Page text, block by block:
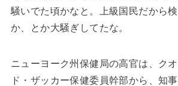
騒いでた頃かなと。上級国民だから
か、とか大騒ぎしてたな。
ニューヨーク州保健局の高官は、ク
ド・ザッカー保健委員幹部から、知